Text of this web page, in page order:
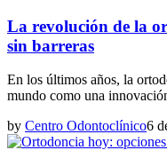
La revolución de la
sin barreras
En los últimos años, la
mundo como una
by Centro Odontoclínico6